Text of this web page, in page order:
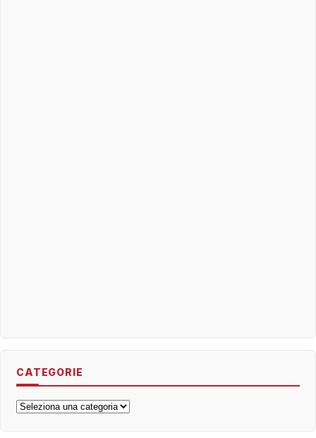
CATEGORIE
Categorie